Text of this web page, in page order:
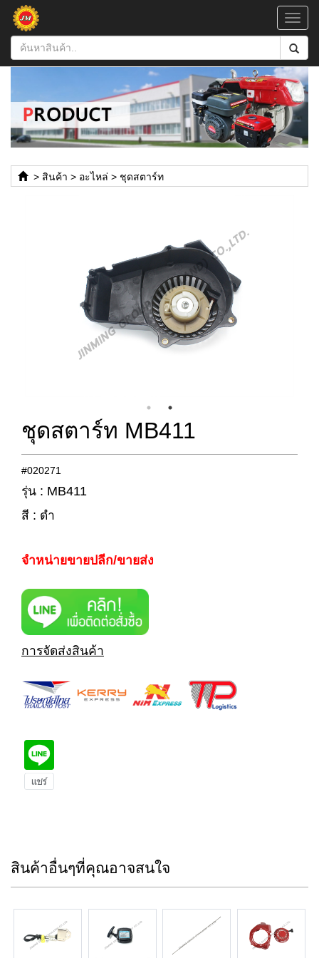
> สินค้า > อะไหล่ > ชุดสตาร์ท
ชุดสตาร์ท MB411
#020271
รุ่น : MB411
สี : ดำ
จำหน่ายขายปลีก/ขายส่ง
การจัดส่งสินค้า
สินค้าอื่นๆที่คุณอาจสนใจ